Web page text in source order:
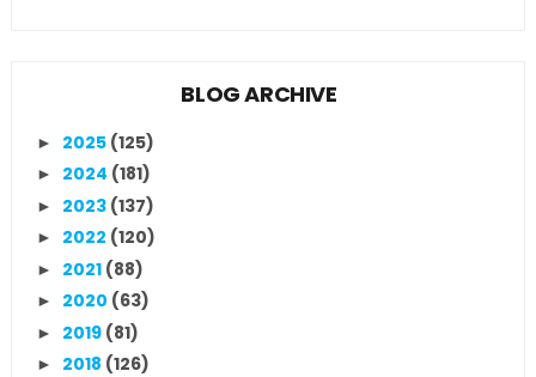
BLOG ARCHIVE
► 2025 (125)
► 2024 (181)
► 2023 (137)
► 2022 (120)
► 2021 (88)
► 2020 (63)
► 2019 (81)
► 2018 (126)